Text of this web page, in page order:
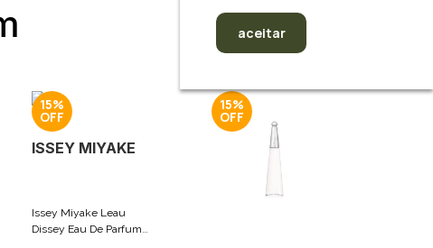
15%
ISSEY MIYAKE
Issey Miyake Leau
Dissey Eau De Parfum
15%
aceitar